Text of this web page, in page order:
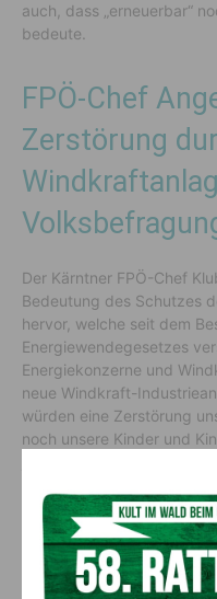
auch, dass „erneuerbar“
bedeute.
FPÖ-Chef
Zerstörung
Der Kärntner FPÖ-Chef
Bedeutung des Schutzes
hervor, welche seit dem
Energiewendegesetzes
Energiekonzerne und
neue Windkraft-
würden eine Zerstörung
noch unsere Kinder und
jammern, dass die
durch Verbauung
Fehler dürfen wir nicht
Almen wiederholen. Daher
Windräder auf den
Angerer. Diese sei die